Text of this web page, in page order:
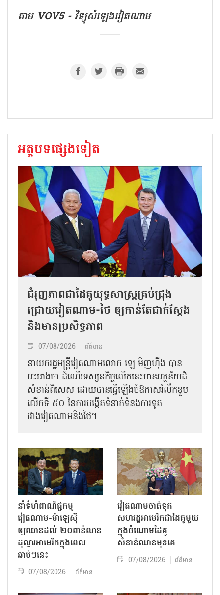
តាម VOV5 - វិទ្យុសំឡេងវៀតណាម
អត្ថបទផ្សេងទៀត
ជំរុញភាពជាដៃគូយុទ្ធសាស្ត្រគ្រប់ជ្រុង
ជ្រោយវៀតណាម-ថៃ ឲ្យកាន់តែជាក់ស្ដែង
និងមានប្រសិទ្ធភាព
07/08/2026 ព័ត៌មាន
នាយករដ្ឋមន្ត្រីវៀតណាមលោក ឡេ មិញហ៊ឹង បាន
អះអាងថា ដំណើរទស្សនកិច្ចលើកនេះមានអត្ថន័យដ៏
សំខាន់ពិសេស ដោយបានធ្វើឡើងចំឱកាសរំលឹកខួប
លើកទី ៥០ នៃការបង្កើតទំនាក់ទំនងការទូត
រវាងវៀតណាមនិងថៃ។
នាំទំហំពាណិជ្ជកម្ម
វៀតណាម-ម៉ាឡេស៊ី
ឲ្យឈានដល់ ២០ពាន់លាន
ដុល្លារអាមេរិកក្នុងពេល
ឆាប់ៗនេះ
07/08/2026 ព័ត៌មាន
វៀតណាមចាត់ទុក
សហរដ្ឋអាមេរិកជាដៃគូមួយ
ក្នុងចំណោមដៃគូ
សំខាន់ឈានមុខគេ
07/08/2026 ព័ត៌មាន